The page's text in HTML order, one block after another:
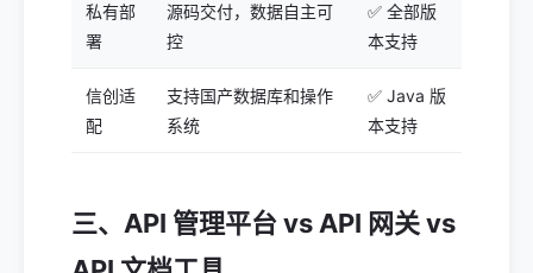
私有部
署
源码交付，数据自主可
控
✅ 全部版
本支持
信创适
配
支持国产数据库和操作
系统
✅ Java 版
本支持
三、API 管理平台 vs API 网关 vs